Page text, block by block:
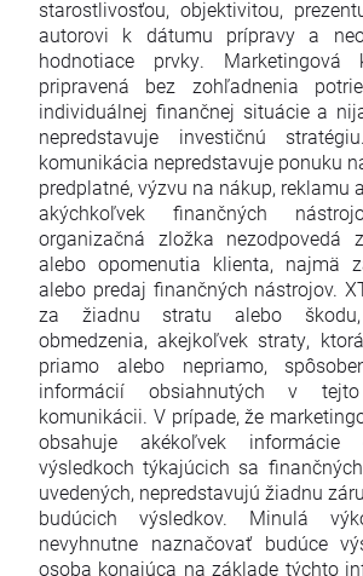
starostlivosťou, objektivitou,
autorovi k dátumu prípravy a
hodnotiace prvky. Marketingová
pripravená bez zohľadnenia
individuálnej finančnej situácie a
nepredstavuje investičnú
komunikácia nepredstavuje ponuku
predplatné, výzvu na nákup, reklamu
akýchkoľvek finančných
organizačná zložka nezodpovedá
alebo opomenutia klienta, najmä
alebo predaj finančných nástrojov.
za žiadnu stratu alebo
obmedzenia, akejkoľvek straty,
priamo alebo nepriamo,
informácií obsiahnutých v tejto
komunikácii. V prípade, že
obsahuje akékoľvek informácie
výsledkoch týkajúcich sa
uvedených, nepredstavujú žiadnu
budúcich výsledkov. Minulá
nevyhnutne naznačovať budúce
osoba konajúca na základe týchto